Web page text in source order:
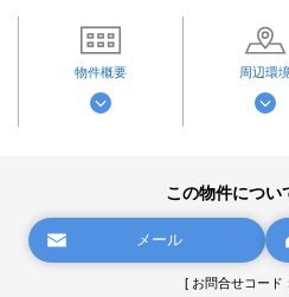
物件概要 周辺環境
この物件につい
メール
[ お問合せコード